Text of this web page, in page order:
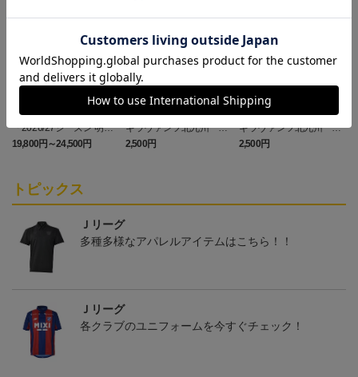
「2026/27シーズン 明治
安田J3リーグ」オーセン
ティックユニフォームFP
19,800円～24,500円
ギラヴァンツ北九州 キ
マワリ タオルマフラー
2,500円
ギラヴァンツ北九州 ピ
カチュウ タオルマフラー
2,500円
トピックス
Ｊリーグ
多種多様なアパレルアイテムはこちら！！
Ｊリーグ
各クラブのユニフォームを今すぐチェック！